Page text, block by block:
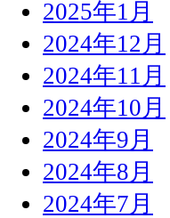
2025年1月
2024年12月
2024年11月
2024年10月
2024年9月
2024年8月
2024年7月